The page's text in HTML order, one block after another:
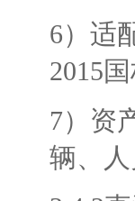
6）适
2015
7）资
辆、